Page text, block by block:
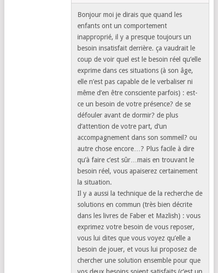
Bonjour moi je dirais que quand les
enfants ont un comportement
inapproprié, il y a presque toujours un
besoin insatisfait derrière. ça vaudrait le
coup de voir quel est le besoin réel qu’elle
exprime dans ces situations (à son âge,
elle n’est pas capable de le verbaliser ni
même d’en être consciente parfois) : est-
ce un besoin de votre présence? de se
défouler avant de dormir? de plus
d’attention de votre part, d’un
accompagnement dans son sommeil? ou
autre chose encore…? Plus facile à dire
qu’à faire c’est sûr…mais en trouvant le
besoin réel, vous apaiserez certainement
la situation.
Il y a aussi la technique de la recherche de
solutions en commun (très bien décrite
dans les livres de Faber et Mazlish) : vous
exprimez votre besoin de vous reposer,
vous lui dites que vous voyez qu’elle a
besoin de jouer, et vous lui proposez de
chercher une solution ensemble pour que